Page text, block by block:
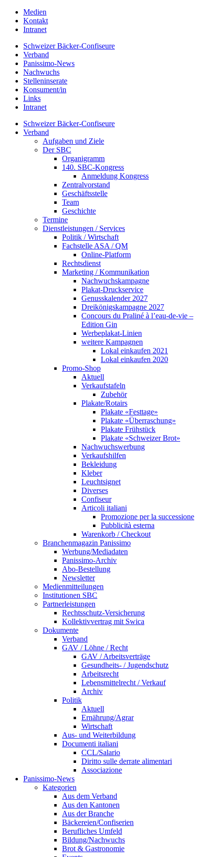
Medien
Kontakt
Intranet
Schweizer Bäcker-Confiseure
Verband
Panissimo-News
Nachwuchs
Stelleninserate
Konsument/in
Links
Intranet
Schweizer Bäcker-Confiseure
Verband
Aufgaben und Ziele
Der SBC
Organigramm
140. SBC-Kongress
Anmeldung Kongress
Zentralvorstand
Geschäftsstelle
Team
Geschichte
Termine
Dienstleistungen / Services
Politik / Wirtschaft
Fachstelle ASA / QM
Online-Platform
Rechtsdienst
Marketing / Kommunikation
Nachwuchskampagne
Plakat-Druckservice
Genusskalender 2027
Dreikönigskampagne 2027
Concours du Praliné à l’eau-de-vie –
Edition Gin
Werbeplakat-Linien
weitere Kampagnen
Lokal einkaufen 2021
Lokal einkaufen 2020
Promo-Shop
Aktuell
Verkaufstafeln
Zubehör
Plakate/Rotairs
Plakate «Festtage»
Plakate «Überraschung»
Plakate Frühstück
Plakate «Schweizer Brot»
Nachwuchswerbung
Verkaufshilfen
Bekleidung
Kleber
Leuchtsignet
Diverses
Confiseur
Articoli italiani
Promozione per la successione
Pubblicità esterna
Warenkorb / Checkout
Branchenmagazin Panissimo
Werbung/Mediadaten
Panissimo-Archiv
Abo-Bestellung
Newsletter
Medienmitteilungen
Institutionen SBC
Partnerleistungen
Rechtsschutz-Versicherung
Kollektivvertrag mit Swica
Dokumente
Verband
GAV / Löhne / Recht
GAV / Arbeitsverträge
Gesundheits- / Jugendschutz
Arbeitsrecht
Lebensmittelrecht / Verkauf
Archiv
Politik
Aktuell
Ernährung/Agrar
Wirtschaft
Aus- und Weiterbildung
Documenti italiani
CCL/Salario
Diritto sulle derrate alimentari
Associazione
Panissimo-News
Kategorien
Aus dem Verband
Aus den Kantonen
Aus der Branche
Bäckereien/Confiserien
Berufliches Umfeld
Bildung/Nachwuchs
Brot & Gastronomie